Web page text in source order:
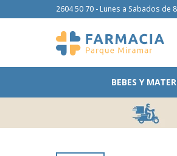
BEBES Y
2604 50 70 - Lunes a Sabados de